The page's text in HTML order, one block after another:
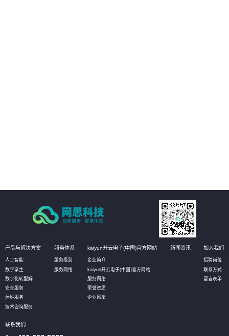
产品与解决方案
人工智能
数字孪生
数字化转型解
安全服务
运维服务
技术咨询服务
服务体系
服务级别
服务网络
kaiyun开云电子(中国)官方网站
企业简介
kaiyun开云电子(中国)官方网站
服务网络
荣誉资质
企业风采
新闻资讯 加入我们
招聘岗位
联系方式
留言表单
联系我们